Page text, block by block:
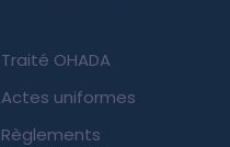
Traité OHADA
Actes uniformes
Règlements